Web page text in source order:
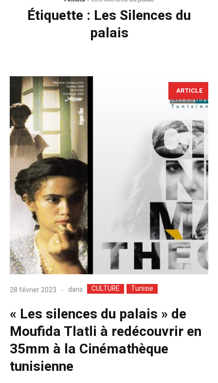
Étiquette : Les Silences du
palais
ARTICLE
28 février 2023 dans CULTURE Tunisie
« Les silences du palais » de
Moufida Tlatli à redécouvrir en
35mm à la Cinémathèque
tunisienne